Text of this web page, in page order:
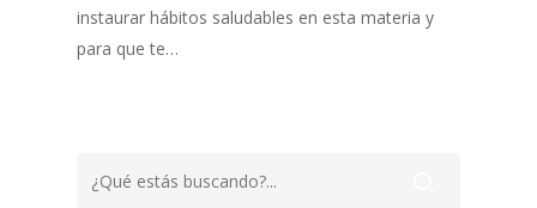
instaurar hábitos saludables en esta materia y
para que te…